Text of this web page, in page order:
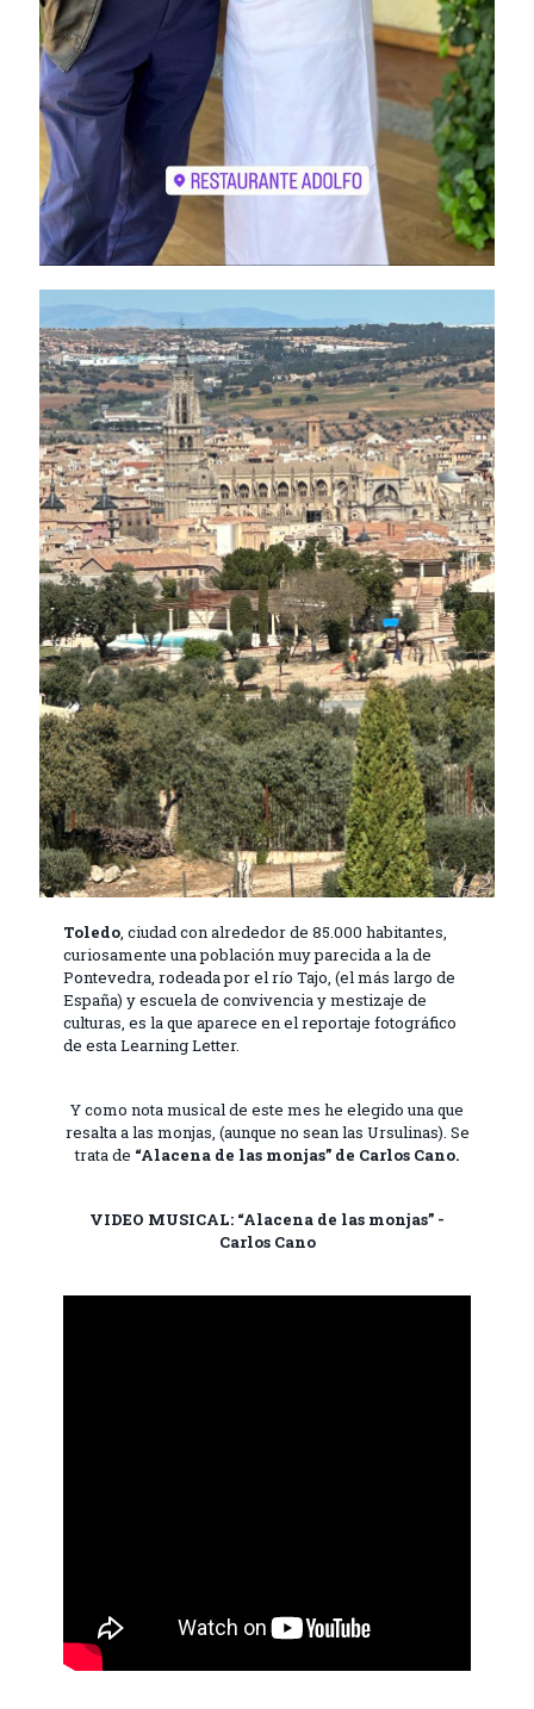
Toledo, ciudad con alrededor de 85.000 habitantes,
curiosamente una población muy parecida a la de
Pontevedra, rodeada por el río Tajo, (el más largo de
España) y escuela de convivencia y mestizaje de
culturas, es la que aparece en el reportaje fotográfico
de esta Learning Letter.
Y como nota musical de este mes he elegido una que
resalta a las monjas, (aunque no sean las Ursulinas). Se
trata de “Alacena de las monjas” de Carlos Cano.
VIDEO MUSICAL: “Alacena de las monjas” -
Carlos Cano